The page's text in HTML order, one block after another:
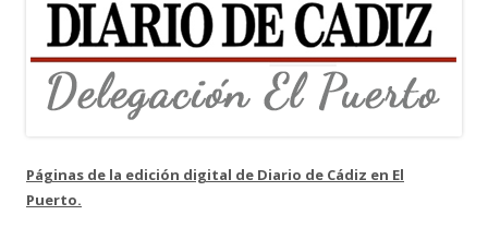
Páginas de la edición digital de Diario de Cádiz en El
Puerto.